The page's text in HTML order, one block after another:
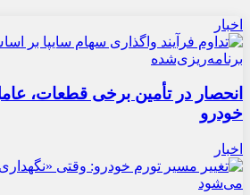
اخبار
انحصار در تأمین برخی قطعات،
خودرو
اخبار